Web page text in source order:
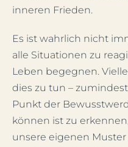
inneren Frieden.
Es ist wahrlich nicht
alle Situationen zu
Leben begegnen.
dies zu tun –
Punkt der
können ist zu
unsere eigenen